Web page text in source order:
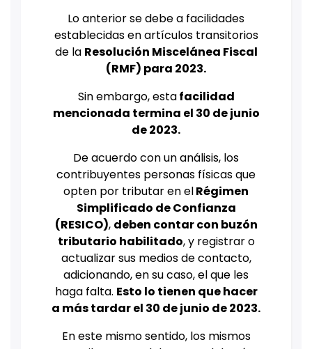
Lo anterior se debe a facilidades
establecidas en artículos transitorios
de la Resolución Miscelánea Fiscal
(RMF) para 2023.
Sin embargo, estafacilidad
mencionada termina el 30 de junio
de 2023.
De acuerdo con un análisis, los
contribuyentes personas físicas que
opten por tributar en elRégimen
Simplificado de Confianza
(RESICO), deben contar con buzón
tributario habilitado, y registrar o
actualizar sus medios de contacto,
adicionando, en su caso, el que les
haga falta. Esto lo tienen que hacer
a más tardar el 30 de junio de 2023.
En este mismo sentido, los mismos